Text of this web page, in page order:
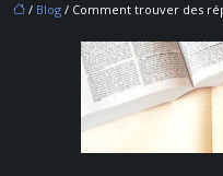
/ Blog / Comment trouver des